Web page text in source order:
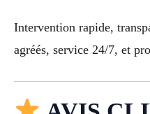
Intervention rapide,
agréés, service 24/7, et